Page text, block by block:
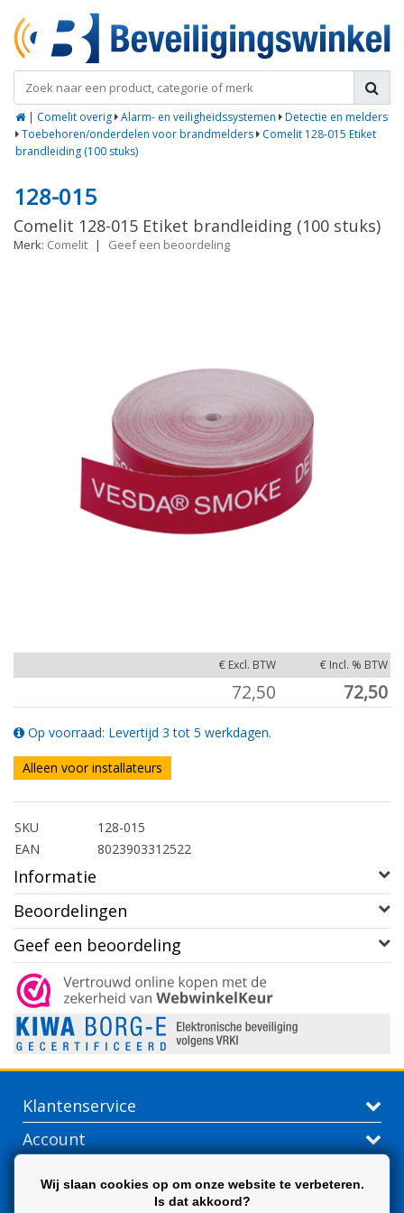
| Comelit overig Alarm- en veiligheidssystemen
Detectie en melders
Toebehoren/onderdelen voor brandmelders
Comelit 128-015 Etiket
brandleiding (100 stuks)
128-015
Comelit 128-015 Etiket brandleiding (100 stuks)
Merk: Comelit | Geef een beoordeling
€ Excl. BTW € Incl. % BTW
72,50 72,50
Op voorraad: Levertijd 3 tot 5 werkdagen.
Alleen voor installateurs
SKU
128-015
EAN
8023903312522
Informatie
Beoordelingen
Geef een beoordeling
Klantenservice
Account
Wij slaan cookies op om onze website te verbeteren.
Is dat akkoord?